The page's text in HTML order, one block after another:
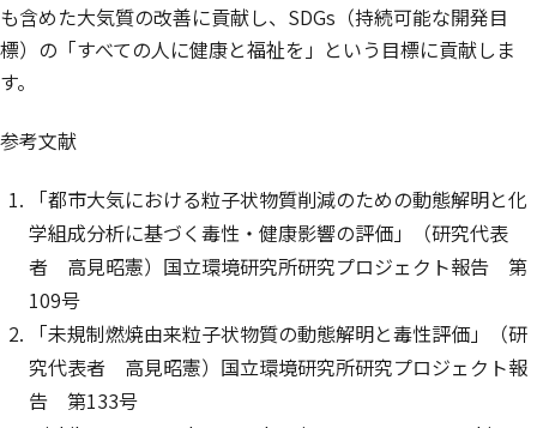
も含めた大気質の改善に貢献し、SDGs（持続可能な開発目
標）の「すべての人に健康と福祉を」という目標に貢献しま
す。
参考文献
「都市大気における粒子状物質削減のための動態解明と化
学組成分析に基づく毒性・健康影響の評価」（研究代表
者 高見昭憲）国立環境研究所研究プロジェクト報告 第
109号
「未規制燃焼由来粒子状物質の動態解明と毒性評価」（研
究代表者 高見昭憲）国立環境研究所研究プロジェクト報
告 第133号